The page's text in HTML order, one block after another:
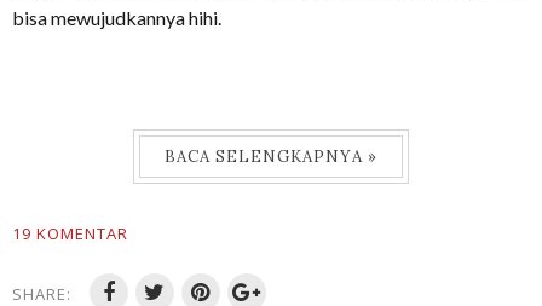
bisa mewujudkannya hihi.
BACA SELENGKAPNYA »
19 KOMENTAR
SHARE: